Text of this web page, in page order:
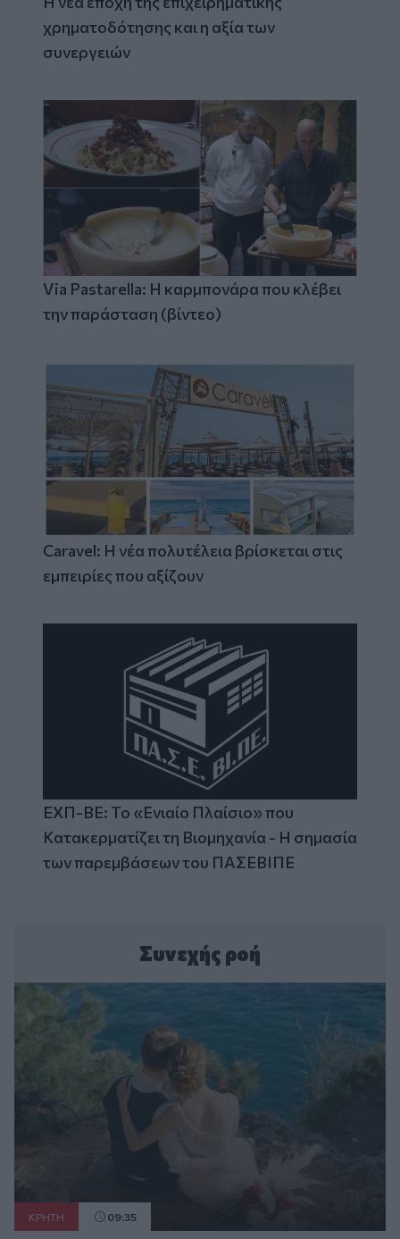
χρηματοδότησης και η αξία των
συνεργειών
Via Pastarella: Η καρμπονάρα που κλέβει
την παράσταση (βίντεο)
Caravel: Η νέα πολυτέλεια βρίσκεται στις
εμπειρίες που αξίζουν
ΕΧΠ-ΒΕ: Το «Ενιαίο Πλαίσιο» που
Κατακερματίζει τη Βιομηχανία - Η σημασία
των παρεμβάσεων του ΠΑΣΕΒΙΠΕ
Συνεχής ροή
ΚΡΗΤΗ 09:35